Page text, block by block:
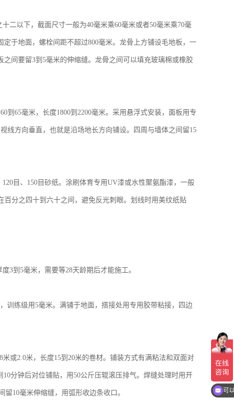
二以下，截面尺寸一般为40毫米乘60毫米或者50毫米乘70毫
于地面，螺栓间距不超过800毫米。龙骨上方铺设毛地板，一
间要留3到5毫米的伸缩缝。龙骨之间可以填充玻璃棉或橡胶
到65毫米，长度1800到2200毫米。采用悬浮式安装，面板用专
线方向垂直，也就是沿场地长方向铺设。四周与墙体之间留15
120目、150目砂纸。涂刷体育专用UV漆或水性聚氨酯漆，一般
分之四十到六十之间，避免反光刺眼。划线时用美纹纸贴
度3到5毫米，需要等28天龄期后才能施工。
训练级用5毫米。满铺于地面，搭接处用专用胶带粘接，四边
或2.0米，长度15到20米的卷材。铺装方式有满粘法和双面对
分钟后对位铺贴，用50公斤压辊滚压排气。焊缝处理时用开
10毫米伸缩缝，用弧形收边条收口。
可
你